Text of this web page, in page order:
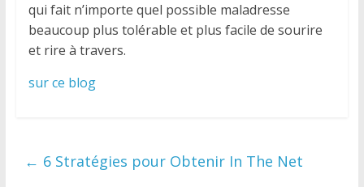
qui fait n’importe quel possible maladresse
beaucoup plus tolérable et plus facile de sourire
et rire à travers.
sur ce blog
← 6 Stratégies pour Obtenir In The Net